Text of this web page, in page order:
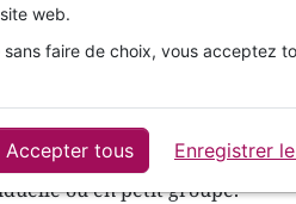
d’étude autour du combat
de l’Ecriture est l’une
ennemies.
et auteurs
utile à votre vie
ou en petit groupe.
web.
faire de choix, vous acceptez
Accepter tous Enregistrer